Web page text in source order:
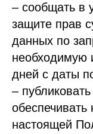
– сообщать в
защите прав
данных по
необходимую
дней с даты
–
обеспечивать
настоящей